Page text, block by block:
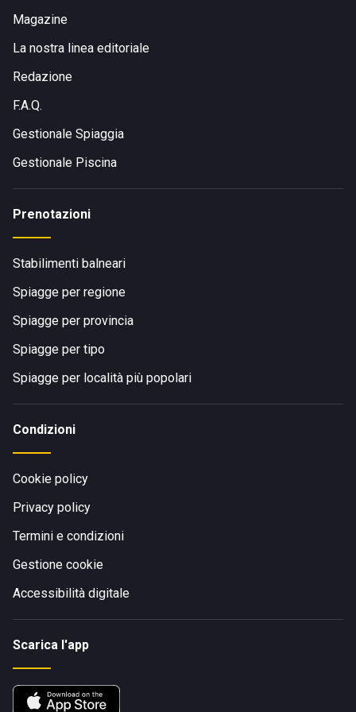
Magazine
La nostra linea editoriale
Redazione
F.A.Q.
Gestionale Spiaggia
Gestionale Piscina
Prenotazioni
Stabilimenti balneari
Spiagge per regione
Spiagge per provincia
Spiagge per tipo
Spiagge per località più popolari
Condizioni
Cookie policy
Privacy policy
Termini e condizioni
Gestione cookie
Accessibilità digitale
Scarica l'app